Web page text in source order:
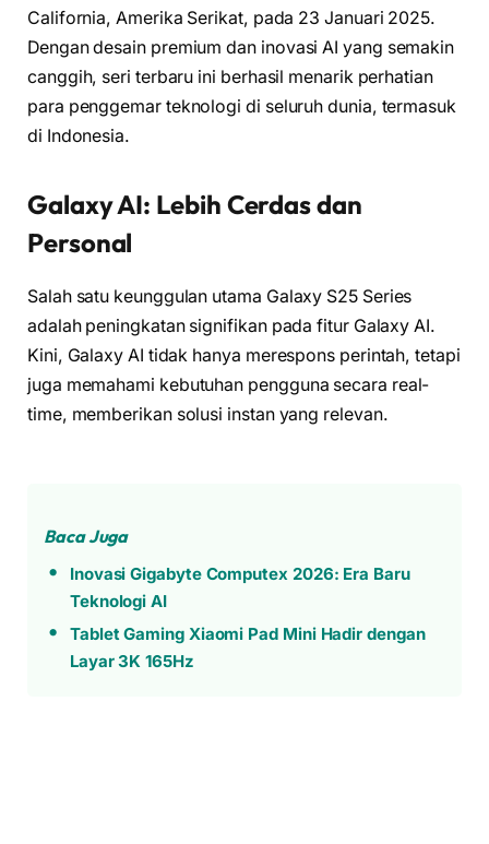
California, Amerika Serikat, pada 23 Januari 2025.
Dengan desain premium dan inovasi AI yang semakin
canggih, seri terbaru ini berhasil menarik perhatian
para penggemar teknologi di seluruh dunia, termasuk
di Indonesia.
Galaxy AI: Lebih Cerdas dan
Personal
Salah satu keunggulan utama Galaxy S25 Series
adalah peningkatan signifikan pada fitur Galaxy AI.
Kini, Galaxy AI tidak hanya merespons perintah, tetapi
juga memahami kebutuhan pengguna secara real-
time, memberikan solusi instan yang relevan.
Baca Juga
Inovasi Gigabyte Computex 2026: Era Baru
Teknologi AI
Tablet Gaming Xiaomi Pad Mini Hadir dengan
Layar 3K 165Hz